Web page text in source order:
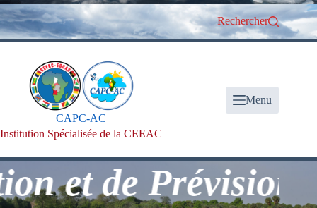
Passer
au
contenu
Rechercher
CAPC-AC
Institution Spécialisée de la CEEAC
Menu
de Prévision